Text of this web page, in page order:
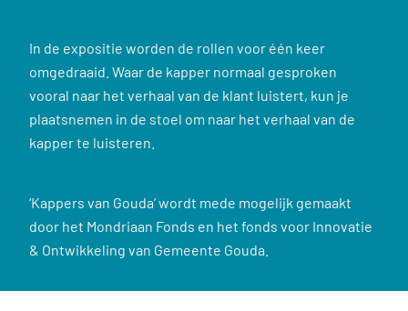
In de expositie worden de rollen voor één keer
omgedraaid. Waar de kapper normaal gesproken
vooral naar het verhaal van de klant luistert, kun je
plaatsnemen in de stoel om naar het verhaal van de
kapper te luisteren.
‘Kappers van Gouda’ wordt mede mogelijk gemaakt
door het Mondriaan Fonds en het fonds voor Innovatie
& Ontwikkeling van Gemeente Gouda.